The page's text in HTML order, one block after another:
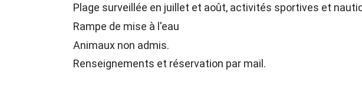
Plage surveillée en juillet et août, activités sportives et
Rampe de mise à l'eau
Animaux non admis.
Renseignements et réservation par mail.